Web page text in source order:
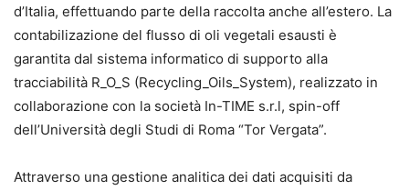
d’Italia, effettuando parte della raccolta anche all’estero. La
contabilizazione del flusso di oli vegetali esausti è
garantita dal sistema informatico di supporto alla
tracciabilità R_O_S (Recycling_Oils_System), realizzato in
collaborazione con la società In-TIME s.r.l, spin-off
dell’Università degli Studi di Roma “Tor Vergata”.
Attraverso una gestione analitica dei dati acquisiti da